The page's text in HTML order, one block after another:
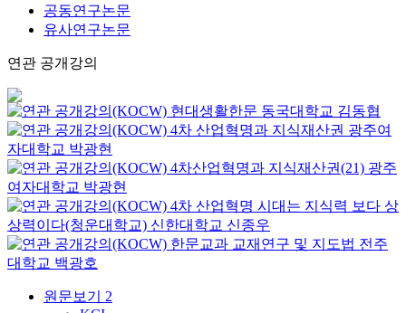
공동연구논문
유사연구논문
연관 공개강의
현대생활한문 동국대학교 김동협
4차 산업혁명과 지식재산권 광주여
자대학교 박광현
4차산업혁명과 지식재산권(21) 광주
여자대학교 박광현
4차 산업혁명 시대는 지식력 보다 상
상력이다(청운대학교) 신한대학교 신종우
한문교과 교재연구 및 지도법 전주
대학교 백광호
원문보기 2